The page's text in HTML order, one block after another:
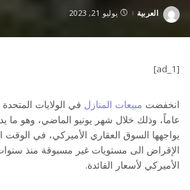
Posted
العربية يوليو 21, 2023
[ad_1]
انخفضت مبيعات المنازل
عاماً، وذلك خلال شهر يونيو الماضي، وهو ما
يواجهها السوق العقاري الأميركي، في الوقت
الإقراض الى مستويات غير مسبوقة منذ
الأميركي لأسعار الفائدة.